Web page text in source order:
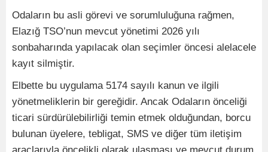
Odaların bu asli görevi ve sorumluluğuna rağmen,
Elazığ TSO’nun mevcut yönetimi 2026 yılı
sonbaharında yapılacak olan seçimler öncesi alelacele
kayıt silmiştir.
Elbette bu uygulama 5174 sayılı kanun ve ilgili
yönetmeliklerin bir gereğidir. Ancak Odaların önceliği
ticari sürdürülebilirliği temin etmek olduğundan, borcu
bulunan üyelere, tebligat, SMS ve diğer tüm iletişim